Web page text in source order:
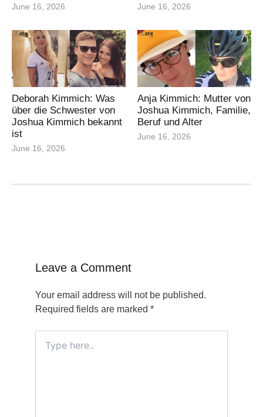
June 16, 2026 June 16, 2026
Deborah Kimmich: Was
über die Schwester von
Joshua Kimmich bekannt
ist
June 16, 2026
Anja Kimmich: Mutter von
Joshua Kimmich, Familie,
Beruf und Alter
June 16, 2026
Leave a Comment
Your email address will not be published.
Required fields are marked *
here..